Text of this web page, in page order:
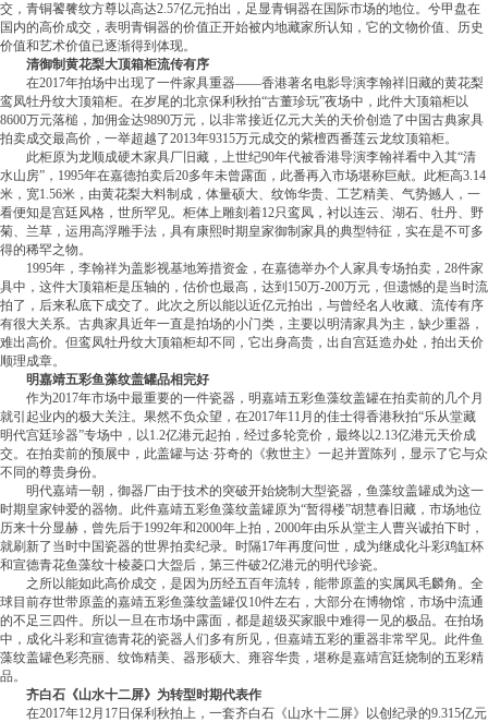
交，青铜饕餮纹方尊以高达2.57亿元拍出，足显青铜器在国际市场的地位。兮甲盘在
国内的高价成交，表明青铜器的价值正开始被内地藏家所认知，它的文物价值、历史
价值和艺术价值已逐渐得到体现。
清御制黄花梨大顶箱柜流传有序
在2017年拍场中出现了一件家具重器——香港著名电影导演李翰祥旧藏的黄花梨
鸾凤牡丹纹大顶箱柜。在岁尾的北京保利秋拍“古董珍玩”夜场中，此件大顶箱柜以
8600万元落槌，加佣金达9890万元，以非常接近亿元大关的天价创造了中国古典家具
拍卖成交最高价，一举超越了2013年9315万元成交的紫檀西番莲云龙纹顶箱柜。
此柜原为龙顺成硬木家具厂旧藏，上世纪90年代被香港导演李翰祥看中入其“清
水山房”，1995年在嘉德拍卖后20多年未曾露面，此番再入市场堪称巨献。此柜高3.14
米，宽1.56米，由黄花梨大料制成，体量硕大、纹饰华贵、工艺精美、气势撼人，一
看便知是宫廷风格，世所罕见。柜体上雕刻着12只鸾凤，衬以连云、湖石、牡丹、野
菊、兰草，运用高浮雕手法，具有康熙时期皇家御制家具的典型特征，实在是不可多
得的稀罕之物。
1995年，李翰祥为盖影视基地筹措资金，在嘉德举办个人家具专场拍卖，28件家
具中，这件大顶箱柜是压轴的，估价也最高，达到150万-200万元，但遗憾的是当时流
拍了，后来私底下成交了。此次之所以能以近亿元拍出，与曾经名人收藏、流传有序
有很大关系。古典家具近年一直是拍场的小门类，主要以明清家具为主，缺少重器，
难出高价。但鸾凤牡丹纹大顶箱柜却不同，它出身高贵，出自宫廷造办处，拍出天价
顺理成章。
明嘉靖五彩鱼藻纹盖罐品相完好
作为2017年市场中最重要的一件瓷器，明嘉靖五彩鱼藻纹盖罐在拍卖前的几个月
就引起业内的极大关注。果然不负众望，在2017年11月的佳士得香港秋拍“乐从堂藏
明代宫廷珍器”专场中，以1.2亿港元起拍，经过多轮竞价，最终以2.13亿港元天价成
交。在拍卖前的预展中，此盖罐与达·芬奇的《救世主》一起并置陈列，显示了它与众
不同的尊贵身份。
明代嘉靖一朝，御器厂由于技术的突破开始烧制大型瓷器，鱼藻纹盖罐成为这一
时期皇家钟爱的器物。此件嘉靖五彩鱼藻纹盖罐原为“暂得楼”胡慧春旧藏，市场地位
历来十分显赫，曾先后于1992年和2000年上拍，2000年由乐从堂主人曹兴诚拍下时，
就刷新了当时中国瓷器的世界拍卖纪录。时隔17年再度问世，成为继成化斗彩鸡缸杯
和宣德青花鱼藻纹十棱菱口大盌后，第三件破2亿港元的明代珍瓷。
之所以能如此高价成交，是因为历经五百年流转，能带原盖的实属凤毛麟角。全
球目前存世带原盖的嘉靖五彩鱼藻纹盖罐仅10件左右，大部分在博物馆，市场中流通
的不足三四件。所以一旦在市场中露面，都是超级买家眼中难得一见的极品。在拍场
中，成化斗彩和宣德青花的瓷器人们多有所见，但嘉靖五彩的重器非常罕见。此件鱼
藻纹盖罐色彩亮丽、纹饰精美、器形硕大、雍容华贵，堪称是嘉靖宫廷烧制的五彩精
品。
齐白石《山水十二屏》为转型时期代表作
在2017年12月17日保利秋拍上，一套齐白石《山水十二屏》以创纪录的9.315亿元